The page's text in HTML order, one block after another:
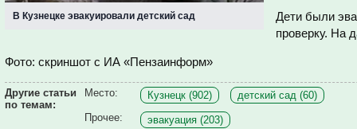
В Кузнецке эвакуировали детский сад
Дети были
проверку. На
Фото: скриншот с ИА «Пензаинформ»
Другие статьи
по темам:
Место: Кузнецк (902)
детский сад (60)
Прочее:
эвакуация (203)